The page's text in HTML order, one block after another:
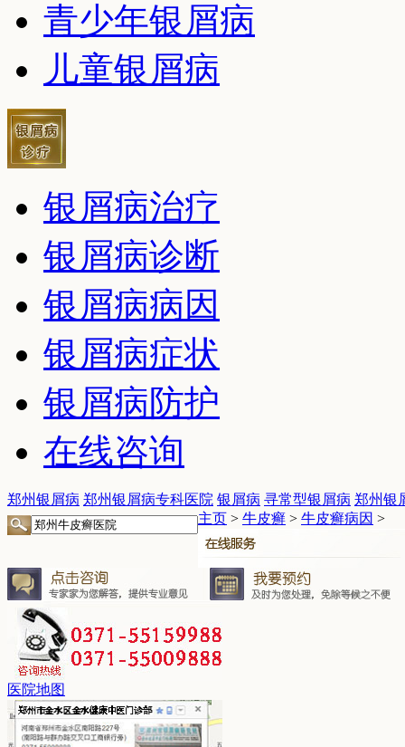
青少年银屑病
儿童银屑病
银屑病治疗
银屑病诊断
银屑病病因
银屑病症状
银屑病防护
在线咨询
郑州银屑病 郑州银屑病专科医院 银屑病 寻常型银屑病 郑州银
主页 > 牛皮癣 > 牛皮癣病因 >
医院地图